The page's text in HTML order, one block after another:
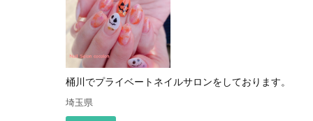
桶川でプライベートネイルサロンをしております。
埼玉県